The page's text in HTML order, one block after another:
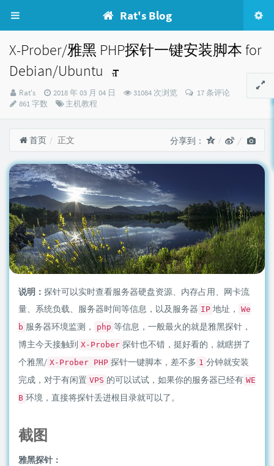
Rat's Blog
X-Prober/雅黑 PHP探针一键安装脚本 for
Debian/Ubuntu
博
主：
Rat's
发
布
2018 年 03 月 04 日 31084 次浏览
17 条评论
861 字数
分
主机教程
首页 正文 分享到：
说明： 探针可以实时查看服务器硬盘资源、内存占用、网卡流
量、系统负载、服务器时间等信息，以及服务器 IP 地址，
We
b 服务器环境监测， php 等信息，一般最火的就是雅黑探针，
博主今天接触到 X-Prober 探针也不错，挺好看的，就瞎拼了
个雅黑/ X-Prober PHP 探针一键脚本，差不多 1 分钟就安装
完成，对于有闲置 VPS 的可以试试，如果你的服务器已经有 WE
B 环境，直接将探针丢进根目录就可以了。
截图
雅黑探针：